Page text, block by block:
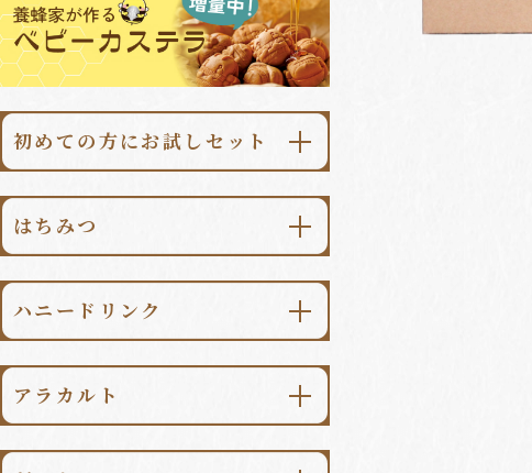
初めての方にお試しセット
\初回限定・送料無料/
あかしあ大地500g
ハニードリンク柚子みつ500ml
\送料無料/
純粋はちみつ食べ比べセット
はちみつ
あかしあ大地
⽇本のはちみつ
世界のはちみつ
マヌカハニー
ハニードリンク
柚子みつ
梅みつ
檸檬みつ
アラカルト
はちみつ漬